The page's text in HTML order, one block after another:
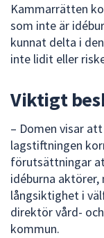
Kammarrätten
som inte är
kunnat delta i
inte lidit eller
Viktigt
– Domen visar
lagstiftningen
förutsättningar
idéburna
långsiktighet i
direktör vård-
kommun.